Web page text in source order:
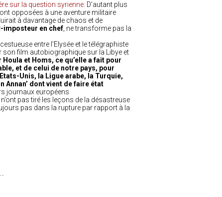
sur la question syrienne . D’autant plus
opposées à une aventure militaire
à davantage de chaos et de
imposteur en chef , ne transforme pas la
entre l’Elysée et le télégraphiste
son film autobiographique sur la Libye et
et Homs, ce qu’elle a fait pour
et de celui de notre pays, pour
Unis, la Ligue arabe, la Turquie,
Annan’ dont vient de faire état
journaux européens
pas tiré les leçons de la désastreuse
pas dans la rupture par rapport à la